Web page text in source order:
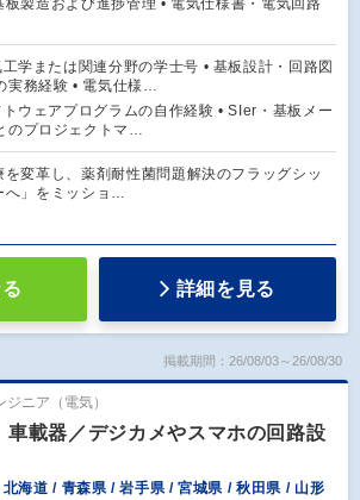
板製造および進捗管理 • 電気仕様書・電気回路
工学または関連分野の学士号 • 基板設計・回路図
実務経験 • 電気仕様…
トウェアプログラムの自作経験 • SIer・基板メー
のプロジェクトマ…
を変革し、薬剤耐性菌問題解決のフラッグシッ
へ」をミッショ…
詳細を見る
掲載期間：26/08/03～26/08/30
ニア（電気）
載器／デジカメやスマホの回路設
北海道 / 青森県 / 岩手県 / 宮城県 / 秋田県 / 山形